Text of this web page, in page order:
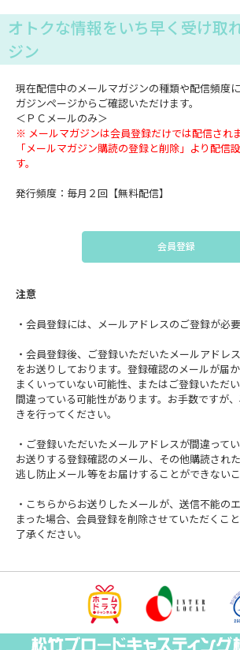
オトクな情報をいち早く受け取
ジン
現在配信中のメールマガジンの種類や配信頻度
ガジンページからご確認いただけます。
＜ＰＣメールのみ＞
※ メールマガジンは会員登録だけでは配信されま
「メールマガジン購読の登録と削除」より配信
す。
発行頻度：毎月２回【無料配信】
会員登録
注意
・会員登録には、メールアドレスのご登録が必要
・会員登録後、ご登録いただいたメールアドレ
をお送りしております。登録確認のメールが届
まくいっていない可能性、またはご登録いただ
間違っている可能性があります。お手数ですが
きを行ってください。
・ご登録いただいたメールアドレスが間違って
お送りする登録確認のメール、その他購読され
逃し防止メール等をお届けすることができないこ
・こちらからお送りしたメールが、送信不能の
まった場合、会員登録を削除させていただくこ
了承ください。